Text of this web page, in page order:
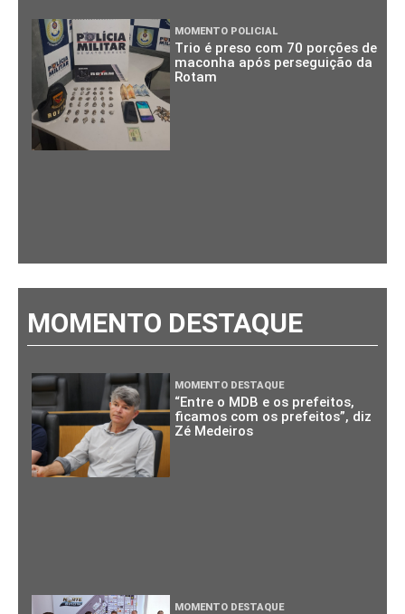
MOMENTO POLICIAL
Trio é preso com 70 porções de
maconha após perseguição da
Rotam
MOMENTO DESTAQUE
MOMENTO DESTAQUE
“Entre o MDB e os prefeitos,
ficamos com os prefeitos”, diz
Zé Medeiros
MOMENTO DESTAQUE